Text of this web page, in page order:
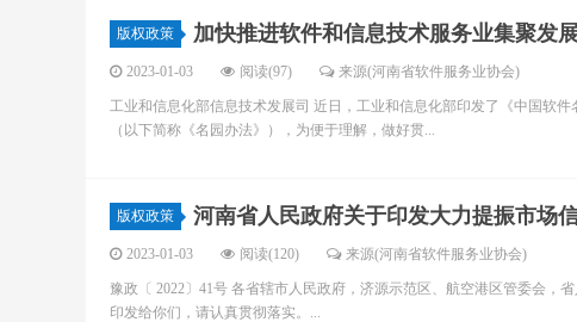
版权政策 加快推进软件和信息技术服务业集聚发
2023-01-03 阅读(97) 来源(河南省软件服务业协会)
工业和信息化部信息技术发展司 近日，工业和信息化部印发了《中国软
（以下简称《名园办法》），为便于理解，做好贯...
版权政策 河南省人民政府关于印发大力提振市场
2023-01-03 阅读(120) 来源(河南省软件服务业协会)
豫政〔 2022〕41号 各省辖市人民政府，济源示范区、航空港区管委会，
印发给你们，请认真贯彻落实。...